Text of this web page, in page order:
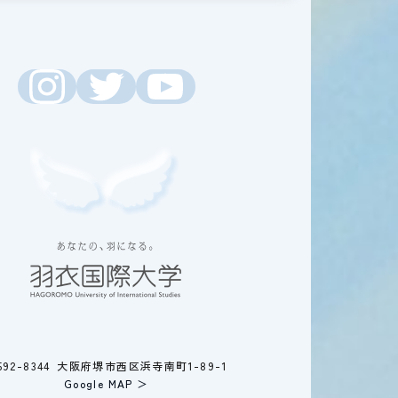
8344 大阪府堺市西区浜寺南町1-89-1
Google MAP ＞